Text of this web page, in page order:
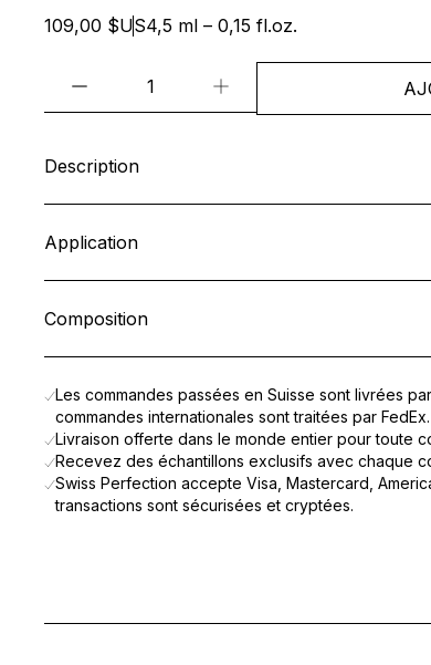
109,00 $US4,5 ml – 0,15 fl.oz.
Description
Le Sérum Huile Lèvres Réparateurnourrit
Dès le premier contact, les lèvres se parent
Application
Composition
Les commandes passées en Suisse sont livrées
commandes internationales sont traitées par FedEx.
Livraison offerte dans le monde entier pour toute
Recevez des échantillons exclusifs avec chaque
Swiss Perfection accepte Visa, Mastercard,
transactions sont sécurisées et cryptées.